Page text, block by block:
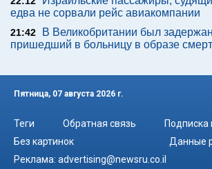
едва не сорвали рейс авиакомпании
21:42
В Великобритании был
пришедший в больницу в образе
Пятница, 07 августа 2026 г.
Теги Обратная связь
Подписка
Без картинок
Данные
Реклама: advertising@newsru.co.il